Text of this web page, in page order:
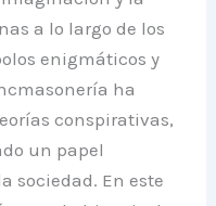
a lo largo de los
enigmáticos y
ha
conspirativas,
un papel
sociedad. En este